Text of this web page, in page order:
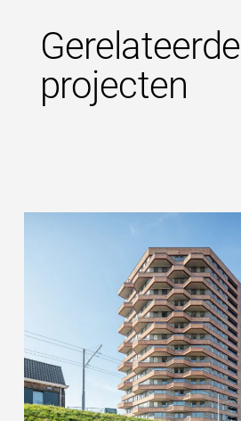
Gerelateerde
projecten